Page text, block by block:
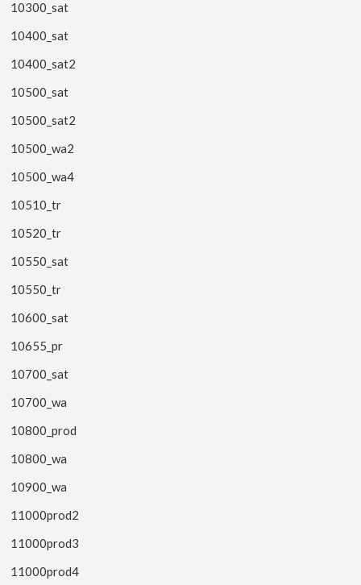
10300_sat
10400_sat
10400_sat2
10500_sat
10500_sat2
10500_wa2
10500_wa4
10510_tr
10520_tr
10550_sat
10550_tr
10600_sat
10655_pr
10700_sat
10700_wa
10800_prod
10800_wa
10900_wa
11000prod2
11000prod3
11000prod4